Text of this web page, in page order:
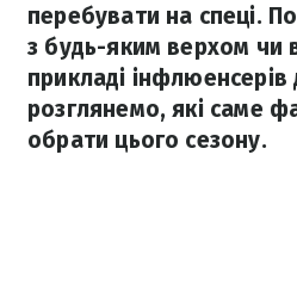
перебувати на спеці.
з будь-яким верхом чи
прикладі інфлюенсерів
розглянемо, які саме
обрати цього сезону.